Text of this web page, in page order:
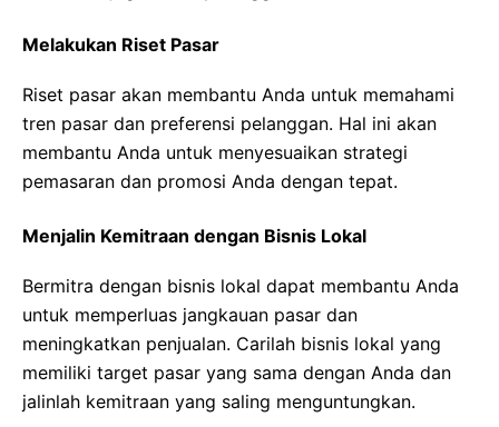
Melakukan Riset Pasar
Riset pasar akan membantu Anda untuk memahami
tren pasar dan preferensi pelanggan. Hal ini akan
membantu Anda untuk menyesuaikan strategi
pemasaran dan promosi Anda dengan tepat.
Menjalin Kemitraan dengan Bisnis Lokal
Bermitra dengan bisnis lokal dapat membantu Anda
untuk memperluas jangkauan pasar dan
meningkatkan penjualan. Carilah bisnis lokal yang
memiliki target pasar yang sama dengan Anda dan
jalinlah kemitraan yang saling menguntungkan.